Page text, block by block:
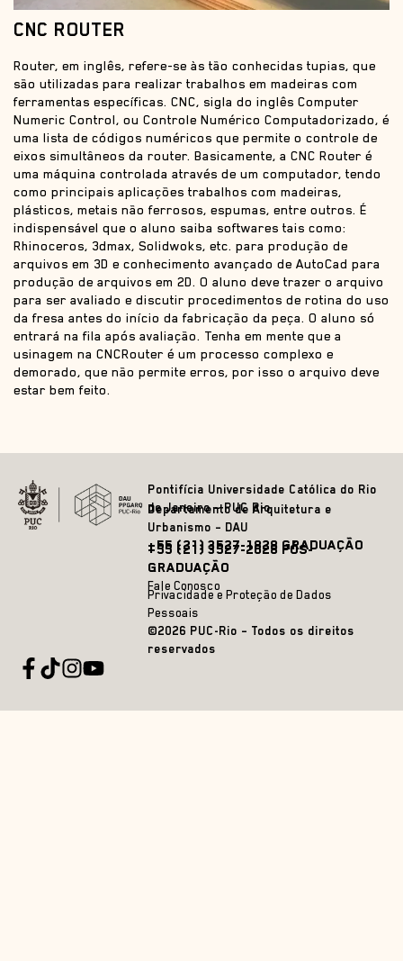
CNC ROUTER
Router, em inglês, refere-se às tão conhecidas tupias, que
são utilizadas para realizar trabalhos em madeiras com
ferramentas específicas. CNC, sigla do inglês Computer
Numeric Control, ou Controle Numérico Computadorizado, é
uma lista de códigos numéricos que permite o controle de
eixos simultâneos da router. Basicamente, a CNC Router é
uma máquina controlada através de um computador, tendo
como principais aplicações trabalhos com madeiras,
plásticos, metais não ferrosos, espumas, entre outros. É
indispensável que o aluno saiba softwares tais como:
Rhinoceros, 3dmax, Solidwoks, etc. para produção de
arquivos em 3D e conhecimento avançado de AutoCad para
produção de arquivos em 2D. O aluno deve trazer o arquivo
para ser avaliado e discutir procedimentos de rotina do uso
da fresa antes do início da fabricação da peça. O aluno só
entrará na fila após avaliação. Tenha em mente que a
usinagem na CNCRouter é um processo complexo e
demorado, que não permite erros, por isso o arquivo deve
estar bem feito.
Pontifícia Universidade Católica do Rio
de Janeiro – PUC Rio
Departamento de Arquitetura e
Urbanismo – DAU
+55 (21) 3527-1828 GRADUAÇÃO
+55 (21) 3527-2628 PÓS-
GRADUAÇÃO
Fale Conosco
Privacidade e Proteção de Dados
Pessoais
©2026 PUC-Rio – Todos os direitos
reservados